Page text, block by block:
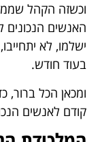
וכשזה הקהל
האנשים הנכונים
ישלמו, לא
בעוד חודש.
ומכאן הכל ברור,
קודם לאנשים